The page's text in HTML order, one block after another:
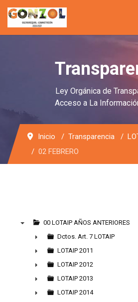
Ley Orgánica de
Acceso a La
Inicio Transparencia
02 FEBRERO
00 LOTAIP AÑOS ANTERIORES
►
Dctos. Art. 7 LOTAIP
►
LOTAIP 2011
►
LOTAIP 2012
►
LOTAIP 2013
LOTAIP 2014